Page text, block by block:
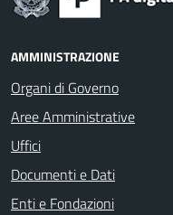
AMMINISTRAZIONE
Organi di Governo
Aree Amministrative
Uffici
Documenti e Dati
Enti e Fondazioni